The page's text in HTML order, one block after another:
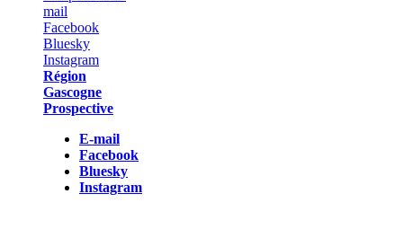
Région
Gascogne
Prospective
E-mail
Facebook
Bluesky
Instagram